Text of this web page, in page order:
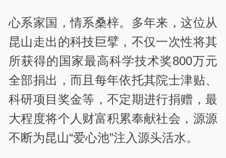
心系家国，情系桑梓。多年来，这位从
昆山走出的科技巨擘，不仅一次性将其
所获得的国家最高科学技术奖800万元
全部捐出，而且每年依托其院士津贴、
科研项目奖金等，不定期进行捐赠，最
大程度将个人财富积累奉献社会，源源
不断为昆山“爱心池”注入源头活水。